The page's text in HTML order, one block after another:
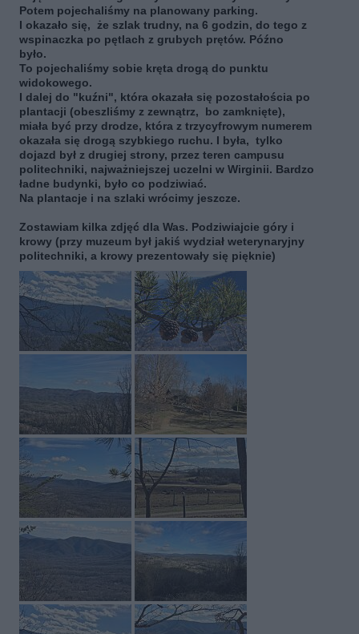
Potem pojechaliśmy na planowany parking.
I okazało się, że szlak trudny, na 6 godzin, do tego z
wspinaczka po pętlach z grubych prętów. Późno
było.
To pojechaliśmy sobie kręta drogą do punktu
widokowego.
I dalej do "kuźni", która okazała się pozostałościa po
plantacji (obeszliśmy z zewnątrz, bo zamknięte),
miała być przy drodze, która z trzycyfrowym numerem
okazała się drogą szybkiego ruchu. I była, tylko
dojazd był z drugiej strony, przez teren campusu
politechniki, najważniejszej uczelni w Wirginii. Bardzo
ładne budynki, było co podziwiać.
Na plantacje i na szlaki wrócimy jeszcze.
Zostawiam kilka zdjęć dla Was. Podziwiajcie góry i
krowy (przy muzeum był jakiś wydział weterynaryjny
politechniki, a krowy prezentowały się pięknie)